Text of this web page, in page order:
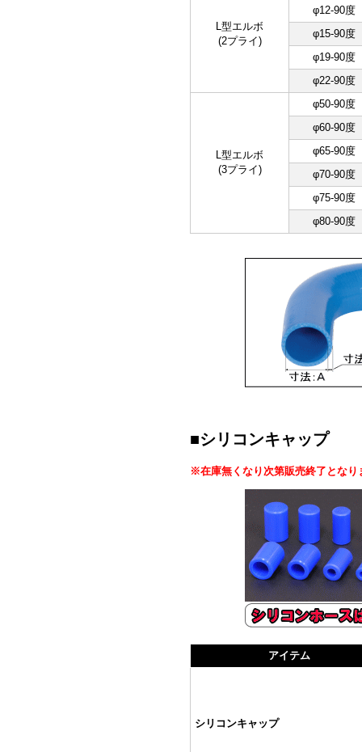
L型エルボ
(2プライ)
φ12-90度
φ15-90度
φ19-90度
φ22-90度
L型エルボ
(3プライ)
φ50-90度
φ60-90度
φ65-90度
φ70-90度
φ75-90度
φ80-90度
■シリコンキャップ
※在庫無くなり次第販売終了となり
アイテム
シリコンキャップ